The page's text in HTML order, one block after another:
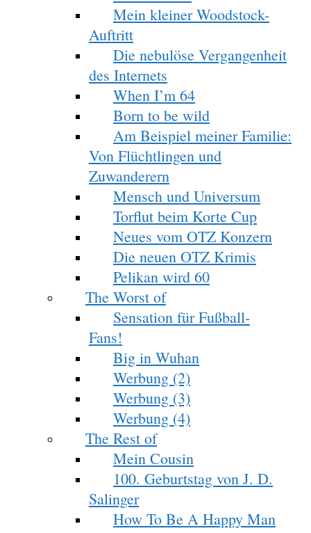
Mein kleiner Woodstock-
Auftritt
Die nebulöse Vergangenheit
des Internets
When I’m 64
Born to be wild
Am Beispiel meiner Familie:
Von Flüchtlingen und
Zuwanderern
Mensch und Universum
Torflut beim Korte Cup
Neues vom OTZ Konzern
Die neuen OTZ Krimis
Pelikan wird 60
The Worst of
Sensation für Fußball-
Fans!
Big in Wuhan
Werbung (2)
Werbung (3)
Werbung (4)
The Rest of
Mein Cousin
100. Geburtstag von J. D.
Salinger
How To Be A Happy Man